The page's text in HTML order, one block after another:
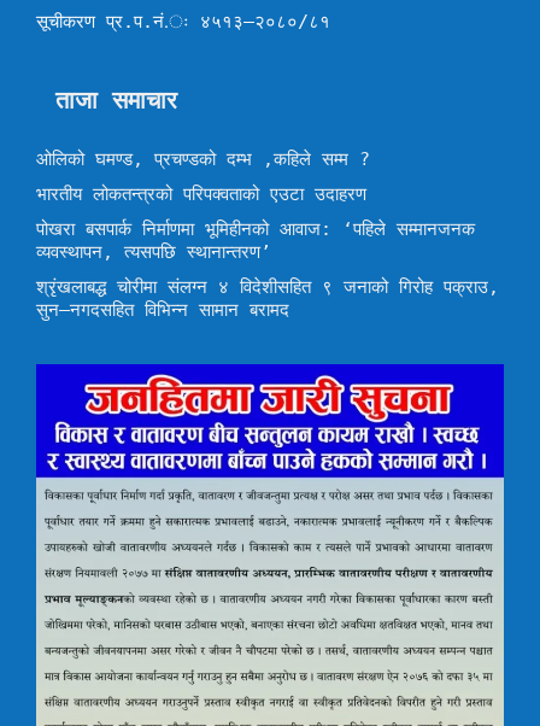
सूचीकरण प्र.प.नं.ः ४५१३–२०८०/८१
ताजा समाचार
ओलिको घमण्ड, प्रचण्डको दम्भ ,कहिले सम्म ?
भारतीय लोकतन्त्रको परिपक्वताको एउटा उदाहरण
पोखरा बसपार्क निर्माणमा भूमिहीनको आवाज: ‘पहिले सम्मानजनक
व्यवस्थापन, त्यसपछि स्थानान्तरण’
श्रृंखलाबद्ध चोरीमा संलग्न ४ विदेशीसहित ९ जनाको गिरोह पक्राउ,
सुन–नगदसहित विभिन्न सामान बरामद